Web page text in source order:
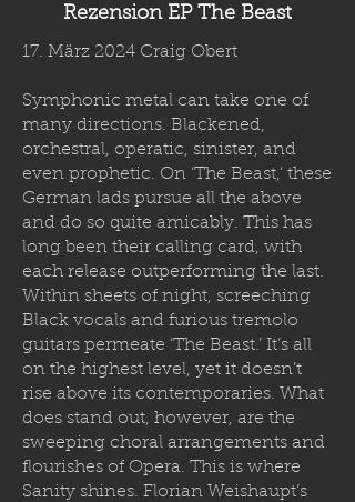
Rezension EP The Beast
17. März 2024 Craig Obert
Symphonic metal can take one of
many directions. Blackened,
orchestral, operatic, sinister, and
even prophetic. On ‘The Beast,’ these
German lads pursue all the above
and do so quite amicably. This has
long been their calling card, with
each release outperforming the last.
Within sheets of night, screeching
Black vocals and furious tremolo
guitars permeate ‘The Beast.’ It’s all
on the highest level, yet it doesn’t
rise above its contemporaries. What
does stand out, however, are the
sweeping choral arrangements and
flourishes of Opera. This is where
Sanity shines. Florian Weishaupt’s